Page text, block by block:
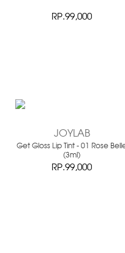
RP.99,000
JOYLAB
Get Gloss Lip Tint - 01 Rose
(3ml)
RP.99,000